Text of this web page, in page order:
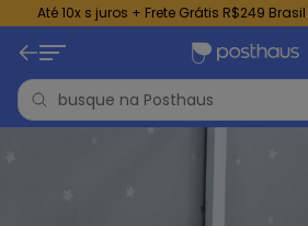
Até 10x s juros + Frete Grátis R$249